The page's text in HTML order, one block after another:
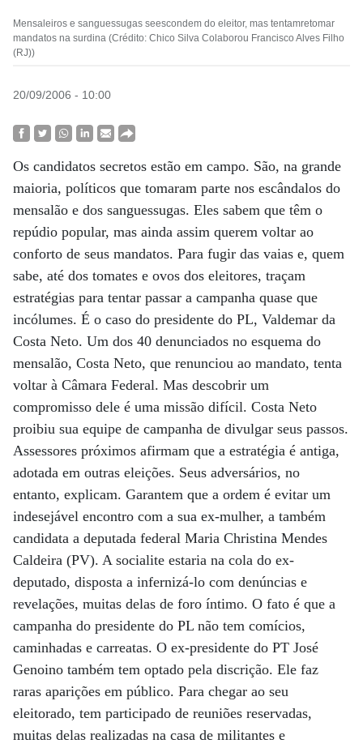
Mensaleiros e sanguessugas seescondem do eleitor, mas tentamretomar
mandatos na surdina (Crédito: Chico Silva Colaborou Francisco Alves Filho
(RJ))
20/09/2006 - 10:00
Os candidatos secretos estão em campo. São, na grande
maioria, políticos que tomaram parte nos escândalos do
mensalão e dos sanguessugas. Eles sabem que têm o
repúdio popular, mas ainda assim querem voltar ao
conforto de seus mandatos. Para fugir das vaias e, quem
sabe, até dos tomates e ovos dos eleitores, traçam
estratégias para tentar passar a campanha quase que
incólumes. É o caso do presidente do PL, Valdemar da
Costa Neto. Um dos 40 denunciados no esquema do
mensalão, Costa Neto, que renunciou ao mandato, tenta
voltar à Câmara Federal. Mas descobrir um
compromisso dele é uma missão difícil. Costa Neto
proibiu sua equipe de campanha de divulgar seus passos.
Assessores próximos afirmam que a estratégia é antiga,
adotada em outras eleições. Seus adversários, no
entanto, explicam. Garantem que a ordem é evitar um
indesejável encontro com a sua ex-mulher, a também
candidata a deputada federal Maria Christina Mendes
Caldeira (PV). A socialite estaria na cola do ex-
deputado, disposta a infernizá-lo com denúncias e
revelações, muitas delas de foro íntimo. O fato é que a
campanha do presidente do PL não tem comícios,
caminhadas e carreatas. O ex-presidente do PT José
Genoino também tem optado pela discrição. Ele faz
raras aparições em público. Para chegar ao seu
eleitorado, tem participado de reuniões reservadas,
muitas delas realizadas na casa de militantes e